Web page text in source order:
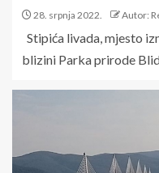
28. srpnja 2022. Autor:
Stipića livada, mjesto
blizini Parka prirode